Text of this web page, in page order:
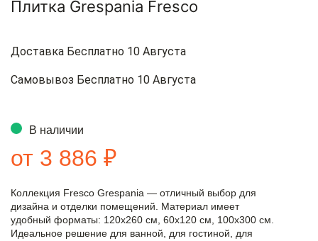
Плитка Grespania Fresco
Доставка Бесплатно 10 Августа
Самовывоз Бесплатно 10 Августа
В наличии
от 3 886 ₽
Коллекция Fresco Grespania — отличный выбор для
дизайна и отделки помещений. Материал имеет
удобный форматы: 120x260 см, 60x120 см, 100x300 см.
Идеальное решение для ванной, для гостиной, для